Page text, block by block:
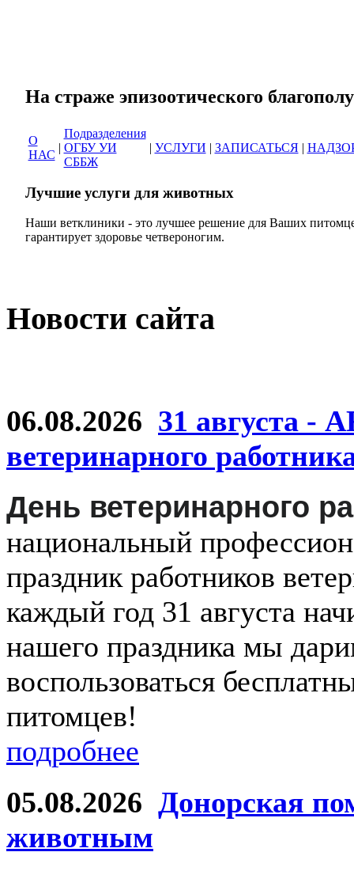
На страже
О
НАС
|
Подразделения
ОГБУ УИ
СББЖ
| УСЛУГИ | ЗАПИСАТЬСЯ |
Лучшие услуги для животных
Наши ветклиники - это лучшее решение для Ваших
гарантирует здоровье четвероногим.
Новости сайта
06.08.2026 31 августа -
ветеринарного
День ветеринарного
национальный
праздник работников
каждый год 31 августа
нашего праздника мы
воспользоваться
питомцев!
подробнее
05.08.2026 Донорская
животным